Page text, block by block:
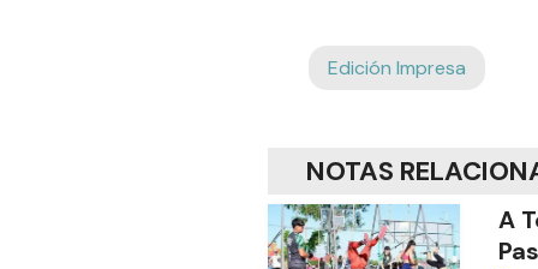
Edición Impresa
NOTAS
A